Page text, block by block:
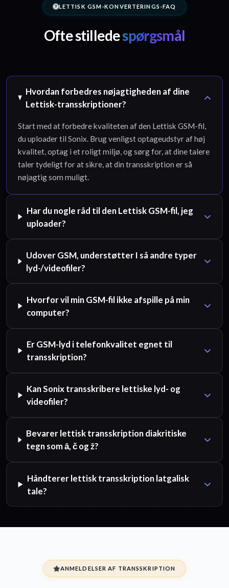
LETTISK GSM-KONVERTERINGS-FAQ
Ofte stilledespørgsmål
Hvordan forbedres nøjagtigheden af dine
Lettisk-transskriptioner?
Start med at forbedre kvaliteten af den Lettisk GSM-fil,
du uploader til Sonix. Brug venligst optageudstyr af høj
kvalitet, optag i et roligt miljø, og sørg for, at dine talere
taler tydeligt for at sikre, at din transskription er så
nøjagtig som muligt.
Har du nogle råd til den Lettisk GSM-fil, jeg
uploader?
Udover GSM, understøtter I så andre typer
lyd-/videofiler?
Hvorfor vil min GSM-fil ikke afspille på min
computer?
Er GSM-lyd i telefonkvalitet egnet til
transskription?
Kan Sonix transskribere lettiske lyd- og
videofiler?
Bevarer lettisk transskription diakritiske
tegn som ā, č og ž?
Håndterer lettisk transskription latgalisk
tale?
ANMELDELSER AF TRANSSKRIPTION